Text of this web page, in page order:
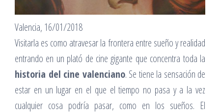
Valencia, 16/01/2018
Visitarla es como atravesar la frontera entre sueño y realidad
entrando en un plató de cine gigante que concentra toda la
historia del cine valenciano. Se tiene la sensación de
estar en un lugar en el que el tiempo no pasa y a la vez
cualquier cosa podría pasar, como en los sueños. El